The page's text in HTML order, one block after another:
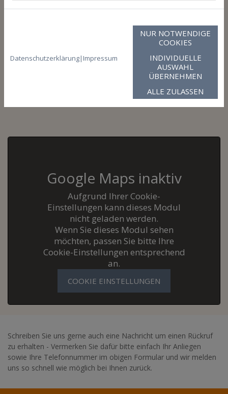
Google Maps inaktiv
Aufgrund Ihrer Cookie-
Einstellungen kann dieses Modul
nicht geladen werden.
Wenn Sie dieses Modul sehen
möchten, passen Sie bitte Ihre
Cookie-Einstellungen entsprechend
an.
COOKIE EINSTELLUNGEN
Schreiben Sie uns gerne auch eine Nachricht um einen Rückruf
zu erhalten - Vermerken Sie dafür bitte einfach Ihr Anliegen
sowie Ihre Telefonnummer im obigen Formular und wir melden
uns so schnell wie möglich bei Ihnen zurück.
Datenschutzerklärung| Impressum
NUR NOTWENDIGE
COOKIES
INDIVIDUELLE
AUSWAHL
ÜBERNEHMEN
ALLE ZULASSEN